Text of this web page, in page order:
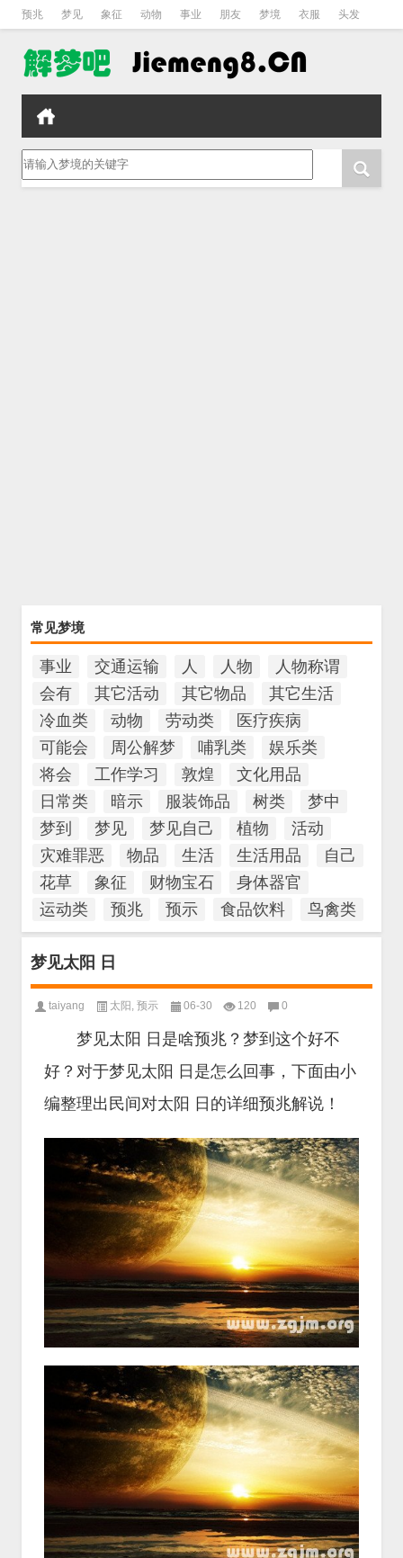
预兆 梦见 象征 动物 事业 朋友 梦境 衣服 头发
请输入梦境的关键字
常见梦境
事业 交通运输 人 人物
人物称谓
会有
其它活动 其它物品
其它生活
冷血类
动物 劳动类
医疗疾病
可能会
周公解梦 哺乳类
娱乐类
将会
工作学习 敦煌
文化用品
日常类
暗示 服装饰品 树类
梦中
梦到
梦见 梦见自己 植物
活动
灾难罪恶
物品 生活 生活用品
自己
花草
象征 财物宝石
身体器官
运动类
预兆 预示 食品饮料 鸟禽类
梦见太阳 日
taiyang 太阳 , 预示 06-30 120 0
梦见太阳 日是啥预兆？梦到这个好不
好？对于梦见太阳 日是怎么回事，下面由小
编整理出民间对太阳 日的详细预兆解说！